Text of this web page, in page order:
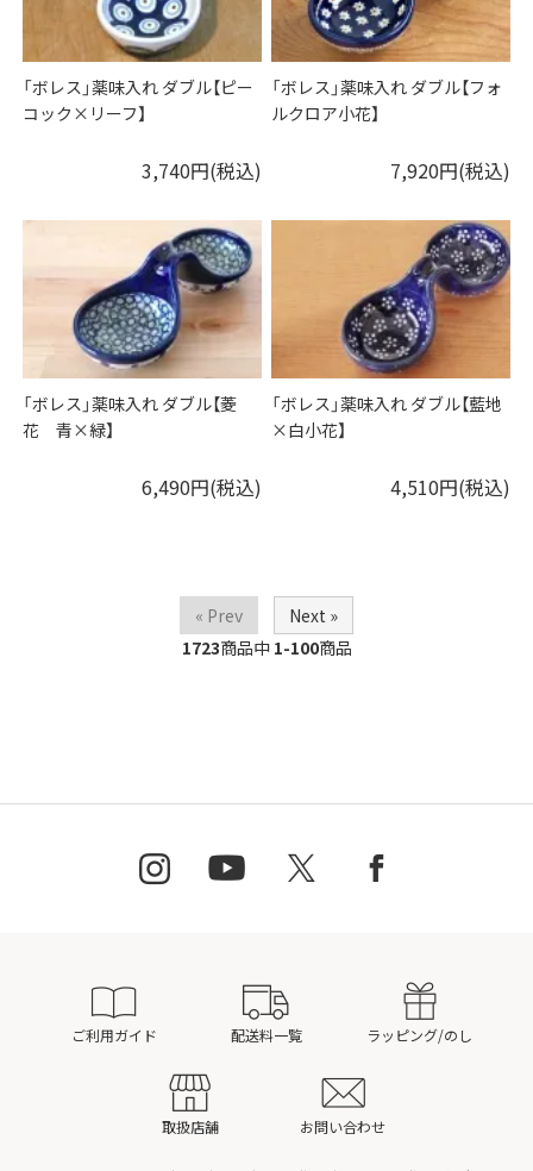
「ボレス」薬味入れ ダブル【ピー
コック×リーフ】
3,740円(税込)
「ボレス」薬味入れ ダブル【フォ
ルクロア小花】
7,920円(税込)
「ボレス」薬味入れ ダブル【菱
花 青×緑】
6,490円(税込)
「ボレス」薬味入れ ダブル【藍地
×白小花】
4,510円(税込)
« Prev
Next »
1723商品中 1-100商品
ご利用ガイド 配送料一覧 ラッピング/のし
取扱店舗 お問い合わせ